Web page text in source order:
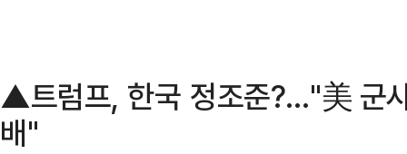
▲트럼프, 한국 정조준?…"美 군
배"